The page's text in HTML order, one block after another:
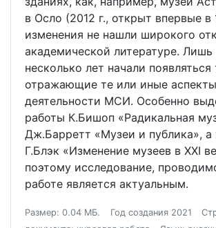
в Осло (2012 г., открыт впервые в
изменения не нашли широкого
академической литературе. Лишь
несколько лет начали появляться
отражающие те или иные аспекты
деятельности МСИ. Особенно
работы К.Бишоп «Радикальная
Дж.Барретт «Музеи и публика», а
Г.Блэк «Изменение музеев в XXI
поэтому исследование,
работе является актуальным.
Размер: 0.04 МБ. Год создания 2021